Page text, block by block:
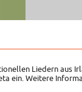
Liedern aus
ein. Weitere